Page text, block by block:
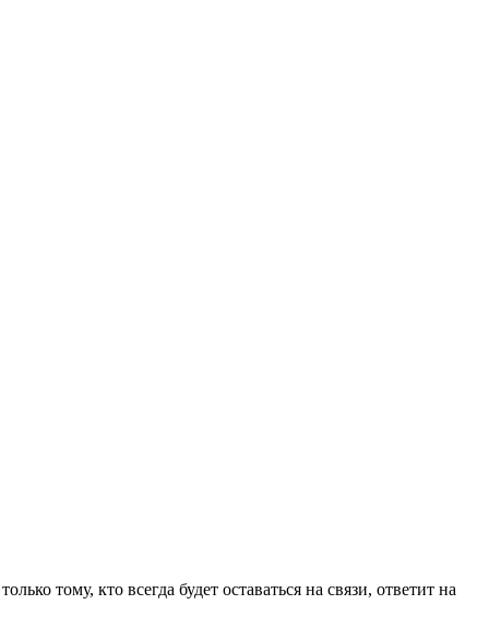
тому, кто всегда будет оставаться на связи, ответит на